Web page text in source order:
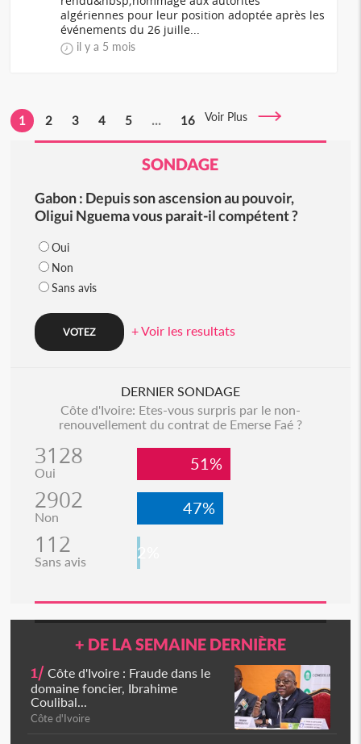
algériennes pour leur position adoptée après les
événements du 26 juille...
il y a 5 mois
1 2 3 4 5 ... 16 Voir Plus
SONDAGE
Gabon : Depuis son ascension au pouvoir,
Oligui Nguema vous parait-il compétent ?
Oui
Non
Sans avis
+ Voir les resultats
DERNIER SONDAGE
Côte d'Ivoire: Etes-vous surpris par le non-
renouvellement du contrat de Emerse Faé ?
3128
Oui 51%
2902
Non 47%
112
Sans avis 2%
+ DE LA SEMAINE DERNIÈRE
1/ Côte d'Ivoire : Fraude dans le
domaine foncier, Ibrahime
Coulibal...
Côte d'Ivoire